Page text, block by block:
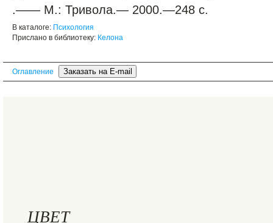
.—— М.: Тривола.— 2000.—248 с.
В каталоге: Психология
Прислано в библиотеку: Келона
Оглавление
ЦВЕТ